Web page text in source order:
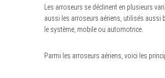
Les arroseurs se déclinent en plusieurs
aussi les arroseurs aériens, utilisés aussi
le système, mobile ou automotrice.
Parmi les arroseurs aériens, voici les